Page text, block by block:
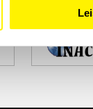
Projekto